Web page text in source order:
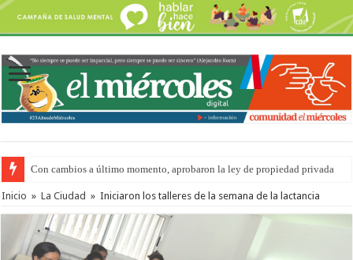
Con cambios a último momento, aprobaron la ley de propiedad privada
Inicio » La Ciudad » Iniciaron los talleres de la semana de la lactancia